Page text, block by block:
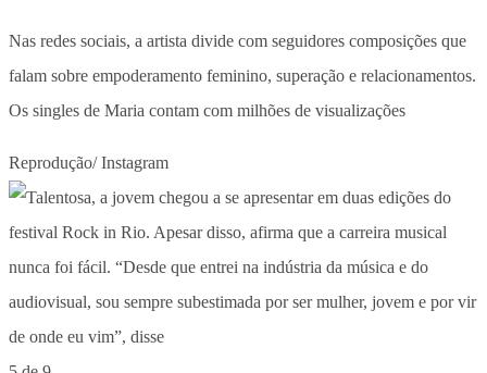
Nas redes sociais, a artista divide com seguidores composições que
falam sobre empoderamento feminino, superação e relacionamentos.
Os singles de Maria contam com milhões de visualizações
Reprodução/ Instagram